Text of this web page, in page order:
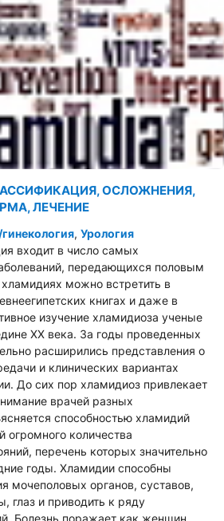
ОСЛОЖНЕНИЯ,
ЛЕЧЕНИЕ
, Урология
входит в число самых
передающихся половым
можно встретить в
книгах и даже в
изучение хламидиоза ученые
XX века. За годы проведенных
расширились представления о
и клинических вариантах
До сих пор хламидиоз привлекает
врачей разных
способностью хламидий
огромного количества
перечень которых значительно
годы. Хламидии способны
мочеполовых органов, суставов,
глаз и приводить к ряду
Болезнь поражает как женщин,